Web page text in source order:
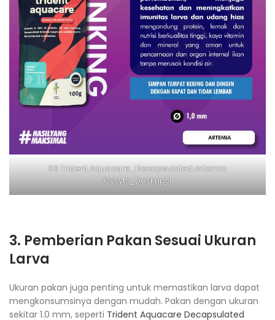
03 Trident Aquacare_Decapsulated Artemia
Cysyts_Deskripsi
3. Pemberian Pakan Sesuai Ukuran
Larva
Ukuran pakan juga penting untuk memastikan larva dapat
mengkonsumsinya dengan mudah. Pakan dengan ukuran
sekitar 1.0 mm, seperti Trident Aquacare Decapsulated